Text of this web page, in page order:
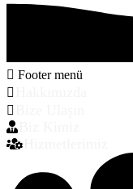
Footer menü